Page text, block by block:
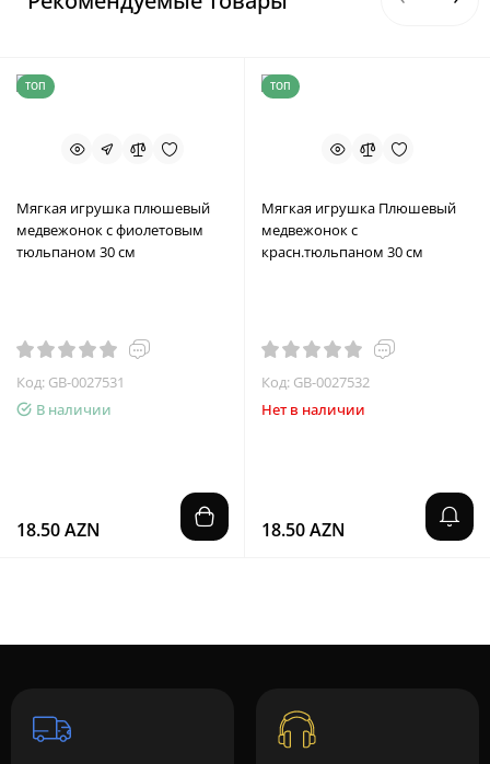
ТОП
Мягкая игрушка плюшевый
медвежонок с фиолетовым
тюльпаном 30 см
Код: GB-0027531
В наличии
18.50 AZN
ТОП
Мягкая игрушка Плюшевый
медвежонок с
красн.тюльпаном 30 см
Код: GB-0027532
Нет в наличии
18.50 AZN